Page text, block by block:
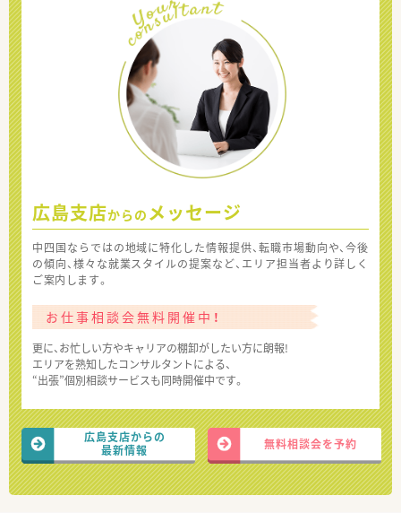
広島支店からの メッセージ
中四国ならではの地域に特化した情報提供、転職市場動向や、今後
の傾向、様々な就業スタイルの提案など、エリア担当者より詳しく
ご案内します。
お仕事相談会無料開催中！
更に、お忙しい方やキャリアの棚卸がしたい方に朗報!
エリアを熟知したコンサルタントによる、
“出張”個別相談サービスも同時開催中です。
広島支店からの
最新情報
無料相談会を予約